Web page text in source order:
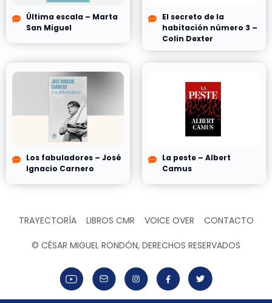
Última escala – Marta
San Miguel
El secreto de la
habitación número 3 –
Colin Dexter
Los fabuladores – José
Ignacio Carnero
La peste – Albert
Camus
TRAYECTORÍA LIBROS CMR VOICE OVER CONTACTO
© CÉSAR MIGUEL RONDÓN, DERECHOS RESERVADOS